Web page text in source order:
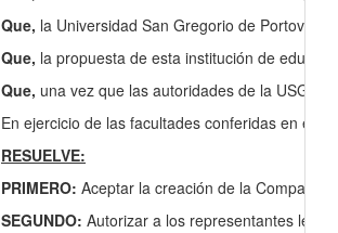
Que, la Universidad San Gregorio de
Que, la propuesta de esta institución de
Que, una vez que las autoridades de la
En ejercicio de las facultades conferidas en el
RESUELVE:
PRIMERO: Aceptar la creación de la Compañía
SEGUNDO: Autorizar a los representantes